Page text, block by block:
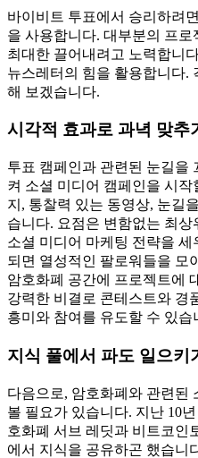
바이비트 투표에서 승리하려
을 사용합니다. 대부분의 프
최대한 끌어내려고 노력합니
뉴스레터의 힘을 활용합니다.
해 보겠습니다.
시각적 효과로 과녁 맞추
투표 캠페인과 관련된 눈길을
켜 소셜 미디어 캠페인을 시작
지, 통찰력 있는 동영상, 눈길
습니다. 요점은 변함없는 최
소셜 미디어 마케팅 전략을
되면 열성적인 팔로워들을 모
암호화폐 공간에 프로젝트에
강력한 비결로 콘테스트와 경
흥미와 참여를 유도할 수 있습
지식 풀에서 파도 일으키
다음으로, 암호화폐와 관련된
볼 필요가 있습니다. 지난 10
호화폐 서브 레딧과 비트코인
에서 지식을 공유하곤 했습니